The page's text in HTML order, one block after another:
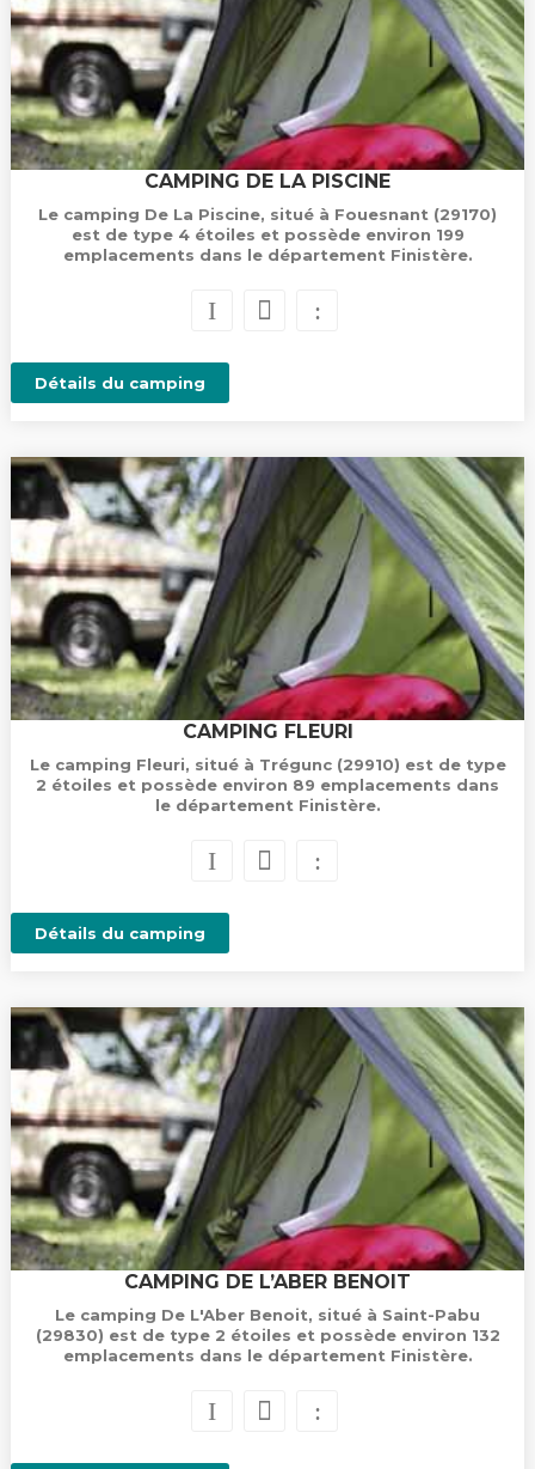
CAMPING DE LA PISCINE
Le camping De La Piscine, situé à Fouesnant (29170)
est de type 4 étoiles et possède environ 199
emplacements dans le département Finistère.
Détails du camping
CAMPING FLEURI
Le camping Fleuri, situé à Trégunc (29910) est de type
2 étoiles et possède environ 89 emplacements dans
le département Finistère.
Détails du camping
CAMPING DE L’ABER BENOIT
Le camping De L'Aber Benoit, situé à Saint-Pabu
(29830) est de type 2 étoiles et possède environ 132
emplacements dans le département Finistère.